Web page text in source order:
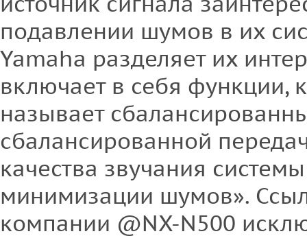
подавлении шумов в их
Yamaha разделяет их
включает в себя функции,
называет
сбалансированной
качества звучания
минимизации шумов».
компании @NX-N500